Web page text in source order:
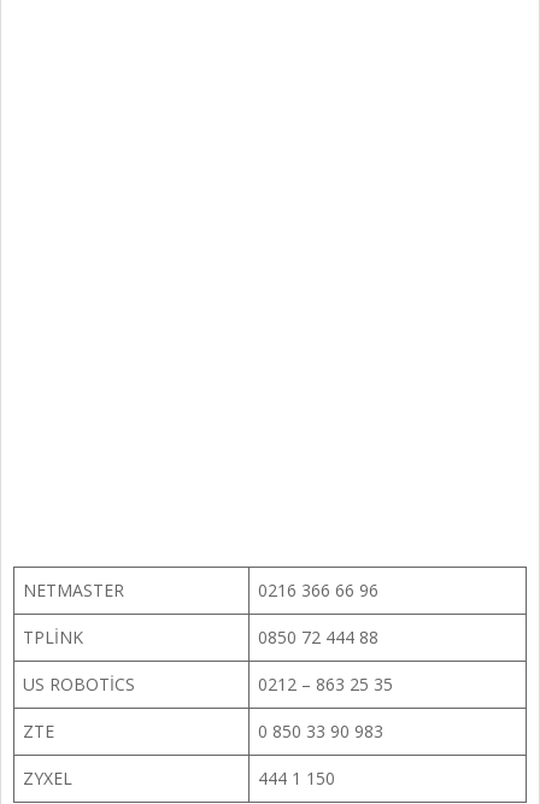
NETMASTER 0216 366 66 96
TPLİNK 0850 72 444 88
US ROBOTİCS 0212 – 863 25 35
ZTE 0 850 33 90 983
ZYXEL 444 1 150